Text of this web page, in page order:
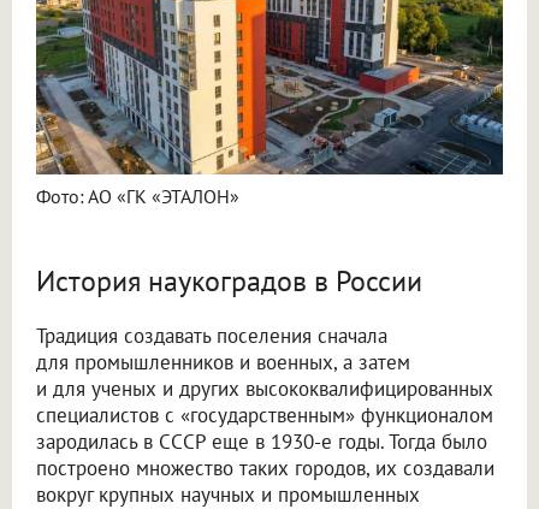
Фото: АО «ГК «ЭТАЛОН»
История наукоградов в России
Традиция создавать поселения сначала
для промышленников и военных, а затем
и для ученых и других высококвалифицированных
специалистов с «государственным» функционалом
зародилась в СССР еще в 1930-е годы. Тогда было
построено множество таких городов, их создавали
вокруг крупных научных и промышленных